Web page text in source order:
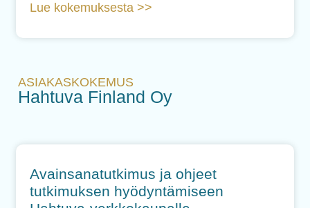
Lue kokemuksesta >>
ASIAKASKOKEMUS
Hahtuva Finland Oy
Avainsanatutkimus ja ohjeet
tutkimuksen hyödyntämiseen